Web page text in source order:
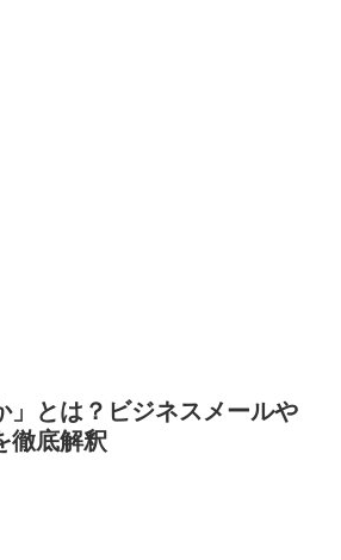
」とは？ビジネスメールや
徹底解釈